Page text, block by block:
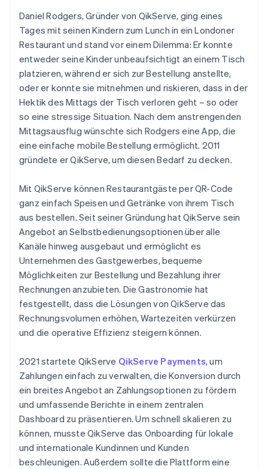
Daniel Rodgers, Gründer von QikServe, ging eines
Tages mit seinen Kindern zum Lunch in ein Londoner
Restaurant und stand vor einem Dilemma: Er konnte
entweder seine Kinder unbeaufsichtigt an einem Tisch
platzieren, während er sich zur Bestellung anstellte,
oder er konnte sie mitnehmen und riskieren, dass in der
Hektik des Mittags der Tisch verloren geht – so oder
so eine stressige Situation. Nach dem anstrengenden
Mittagsausflug wünschte sich Rodgers eine App, die
eine einfache mobile Bestellung ermöglicht. 2011
gründete er QikServe, um diesen Bedarf zu decken.
Mit QikServe können Restaurantgäste per QR-Code
ganz einfach Speisen und Getränke von ihrem Tisch
aus bestellen. Seit seiner Gründung hat QikServe sein
Angebot an Selbstbedienungsoptionen über alle
Kanäle hinweg ausgebaut und ermöglicht es
Unternehmen des Gastgewerbes, bequeme
Möglichkeiten zur Bestellung und Bezahlung ihrer
Rechnungen anzubieten. Die Gastronomie hat
festgestellt, dass die Lösungen von QikServe das
Rechnungsvolumen erhöhen, Wartezeiten verkürzen
und die operative Effizienz steigern können.
2021 startete QikServe QikServe Payments, um
Zahlungen einfach zu verwalten, die Konversion durch
ein breites Angebot an Zahlungsoptionen zu fördern
und umfassende Berichte in einem zentralen
Dashboard zu präsentieren. Um schnell skalieren zu
können, musste QikServe das Onboarding für lokale
und internationale Kundinnen und Kunden
beschleunigen. Außerdem sollte die Plattform eine